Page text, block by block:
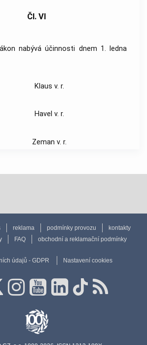
Čl. VI
nabývá účinnosti dnem 1. ledna
Klaus v. r.
Havel v. r.
Zeman v. r.
reklama podmínky provozu
kontakty
FAQ obchodní a reklamační podmínky
údajů - GDPR Nastavení cookies